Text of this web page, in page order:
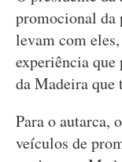
promocional da
levam com
experiência que
da Madeira que
Para o autarca,
veículos de